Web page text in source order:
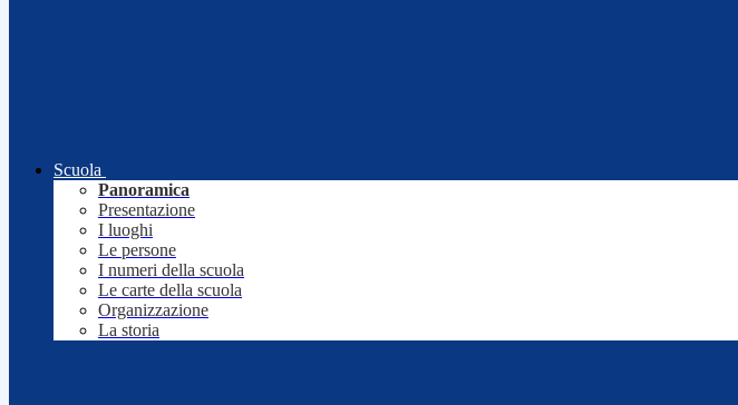
Scuola
Panoramica
Presentazione
I luoghi
Le persone
I numeri della scuola
Le carte della scuola
Organizzazione
La storia